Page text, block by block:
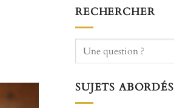
RECHERCHER
SUJETS ABORDÉS